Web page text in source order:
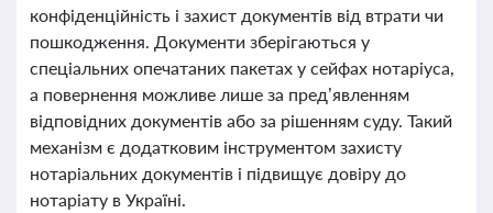
конфіденційність і захист документів від втрати чи
пошкодження. Документи зберігаються у
спеціальних опечатаних пакетах у сейфах нотаріуса,
а повернення можливе лише за пред’явленням
відповідних документів або за рішенням суду. Такий
механізм є додатковим інструментом захисту
нотаріальних документів і підвищує довіру до
нотаріату в Україні.